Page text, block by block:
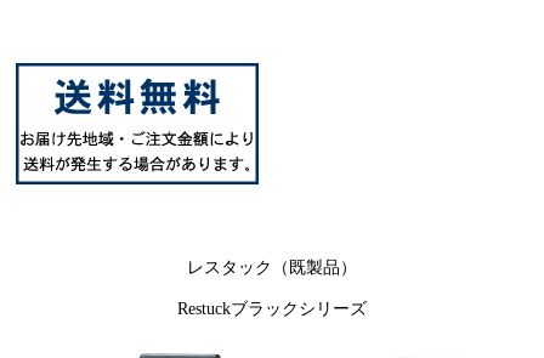
レスタック（既製品）
Restuckブラックシリーズ